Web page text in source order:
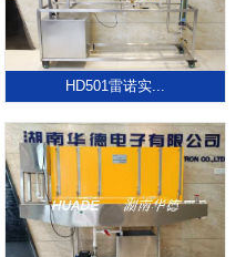
HD501雷诺实...